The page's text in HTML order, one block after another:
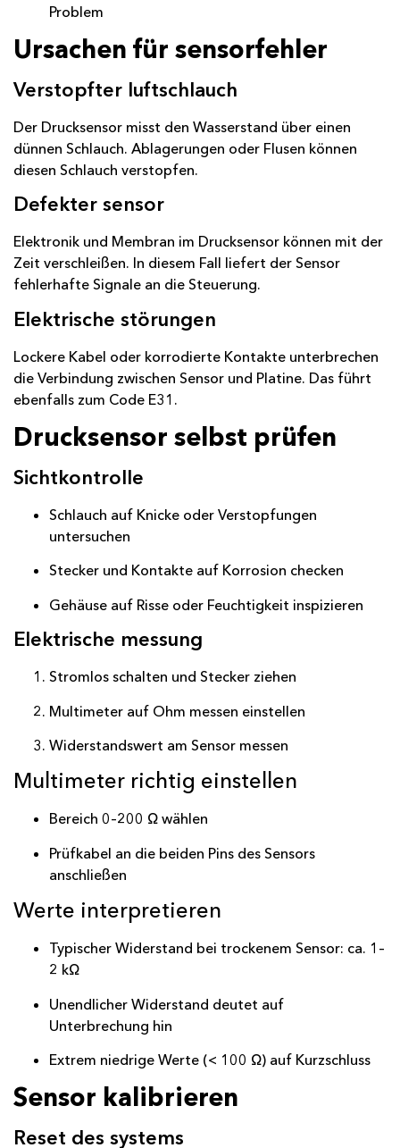
Problem
Ursachen für sensorfehler
Verstopfter luftschlauch
Der Drucksensor misst den Wasserstand über einen
dünnen Schlauch. Ablagerungen oder Flusen können
diesen Schlauch verstopfen.
Defekter sensor
Elektronik und Membran im Drucksensor können mit der
Zeit verschleißen. In diesem Fall liefert der Sensor
fehlerhafte Signale an die Steuerung.
Elektrische störungen
Lockere Kabel oder korrodierte Kontakte unterbrechen
die Verbindung zwischen Sensor und Platine. Das führt
ebenfalls zum Code E31.
Drucksensor selbst prüfen
Sichtkontrolle
Schlauch auf Knicke oder Verstopfungen
untersuchen
Stecker und Kontakte auf Korrosion checken
Gehäuse auf Risse oder Feuchtigkeit inspizieren
Elektrische messung
Stromlos schalten und Stecker ziehen
Multimeter auf Ohm messen einstellen
Widerstandswert am Sensor messen
Multimeter richtig einstellen
Bereich 0–200 Ω wählen
Prüfkabel an die beiden Pins des Sensors
anschließen
Werte interpretieren
Typischer Widerstand bei trockenem Sensor: ca. 1–
2 kΩ
Unendlicher Widerstand deutet auf
Unterbrechung hin
Extrem niedrige Werte (< 100 Ω) auf Kurzschluss
Sensor kalibrieren
Reset des systems